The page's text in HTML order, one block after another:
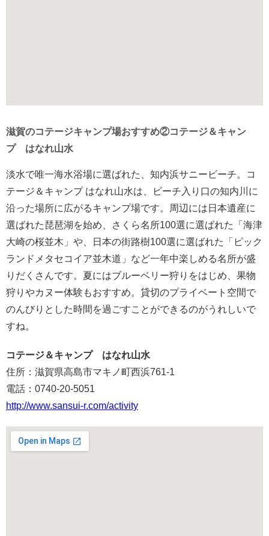
滋賀のコテージキャンプ場おすすめ②コテージ＆キャン
プ はなれ山水
淡水で唯一海水浴場に選ばれた、知内浜サニービーチ。コ
テージ＆キャンプ はなれ山水は、
ビーチ入り口の知内川に
沿った場所に広がるキャンプ場です。周辺には日本遺産に
選ばれた琵琶湖を始め、さくら名所100選に選ばれた「海津
大崎の桜並木」や、日本の街路樹100選に選ばれた「ピック
ランドメタセコイア並木道」など一年中楽しめる名所が盛
りだくさんです。夏にはブルーベリー狩りをはじめ、果物
狩りやカヌー体験もおすすめ。貸切のプライベート空間で
のんびりとした時間を過ごすことができるのがうれしいで
すね。
コテージ＆キャンプ はなれ山水
住所：滋賀県高島市マキノ町西浜761-1
電話：0740-20-5051
http://www.sansui-r.com/activity